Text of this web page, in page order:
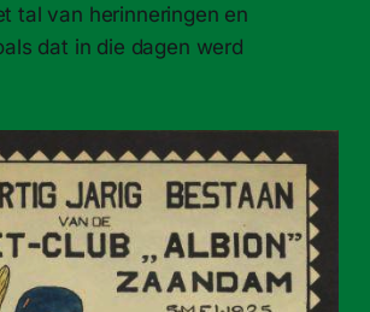
tal van herinneringen en
dat in die dagen werd